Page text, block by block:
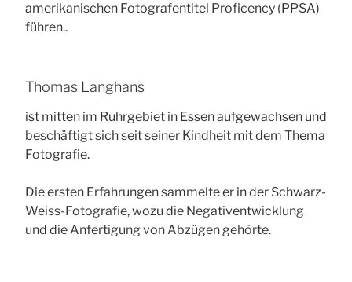
amerikanischen Fotografentitel Proficency (PPSA)
führen..
Thomas Langhans
ist mitten im Ruhrgebiet in Essen aufgewachsen und
beschäftigt sich seit seiner Kindheit mit dem Thema
Fotografie.
Die ersten Erfahrungen sammelte er in der Schwarz-
Weiss-Fotografie, wozu die Negativentwicklung
und die Anfertigung von Abzügen gehörte.